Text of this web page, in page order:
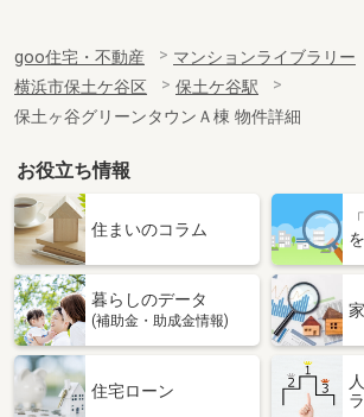
goo住宅・不動産 マンションライブラリー
横浜市保土ケ谷区
保土ケ谷駅
保土ヶ谷グリーンタウンＡ棟 物件詳細
お役立ち情報
住まいのコラム
暮らしのデータ
(補助金・助成金情報)
住宅ローン